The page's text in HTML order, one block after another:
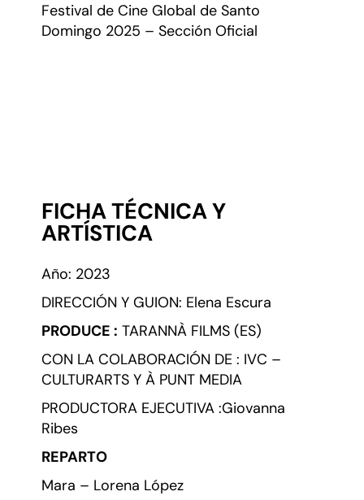
Festival de Cine Global de Santo
Domingo 2025 – Sección Oficial
FICHA TÉCNICA Y
ARTÍSTICA
Año: 2023
DIRECCIÓN Y GUION: Elena Escura
PRODUCE : TARANNÀ FILMS (ES)
CON LA COLABORACIÓN DE : IVC –
CULTURARTS Y À PUNT MEDIA
PRODUCTORA EJECUTIVA :Giovanna
Ribes
REPARTO
Mara – Lorena López